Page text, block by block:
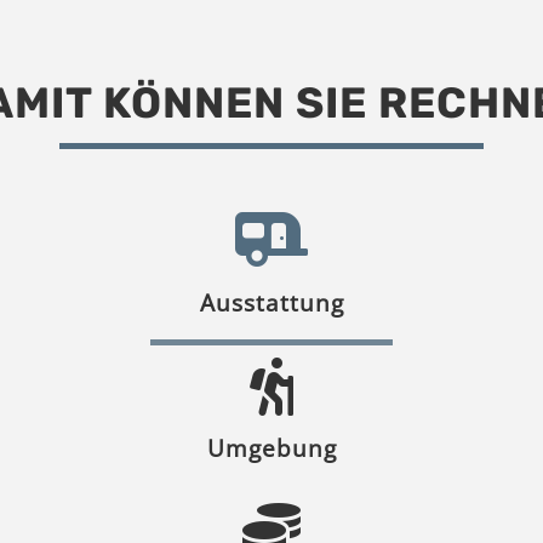
KÖNNEN SIE
Ausstattung
Umgebung